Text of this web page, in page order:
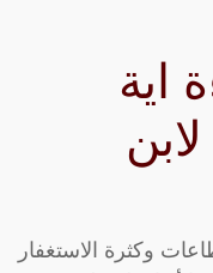
اية
وكثرة الاستغفار